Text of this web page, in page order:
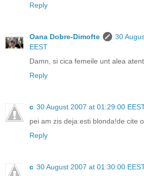
Reply
Oana Dobre-Dimofte
30
EEST
Damn, si cica femeile unt alea
Reply
c 30 August 2007 at 01:29:00
pei am zis deja:esti blonda!de cite
Reply
c 30 August 2007 at 01:30:00